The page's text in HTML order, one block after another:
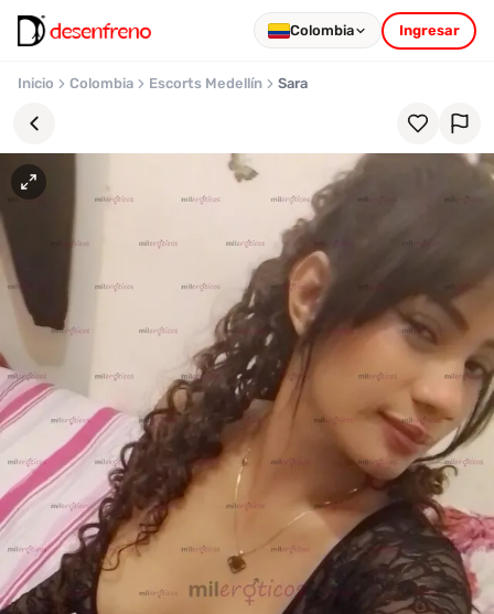
Colombia Ingresar
Inicio Colombia Escorts Medellín Sara
Pronto
registrarte
y
guardar
favoritas
para
encontrarlas
fácilmente.
Entendido